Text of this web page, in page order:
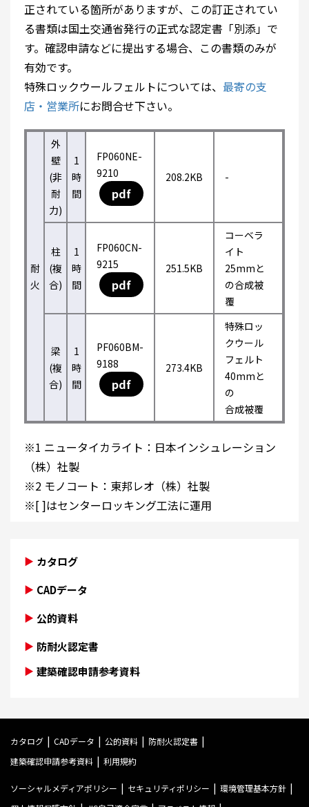
正されている箇所がありますが、この訂正されてい
る書類は国土交通省発行の正式な認定書「別添」で
す。確認申請などに提出する場合、この書類のみが
有効です。
特殊ロックウールフェルトについては、 最寄の支
店・営業所にお問合せ下さい。
耐
火
外
壁
(非
耐
力)
1
時
間
FP060NE-
9210
pdf
208.2KB -
柱
(複
合)
1
時
間
FP060CN-
9215
pdf
251.5KB
コーベラ
イト
25mmと
の合成被
覆
梁
(複
合)
1
時
間
PF060BM-
9188
pdf
273.4KB
特殊ロッ
クウール
フェルト
40mmと
の
合成被覆
※1 ニュータイカライト：日本インシュレーション
（株）社製
※2 モノコート：東邦レオ（株）社製
※[ ]はセンターロッキング工法に運用
カタログ
CADデータ
公的資料
防耐火認定書
建築確認申請参考資料
カタログ CADデータ 公的資料
防耐火認定書
建築確認申請参考資料
利用規約
ソーシャルメディアポリシー セキュリティポリシー
環境管理基本方針